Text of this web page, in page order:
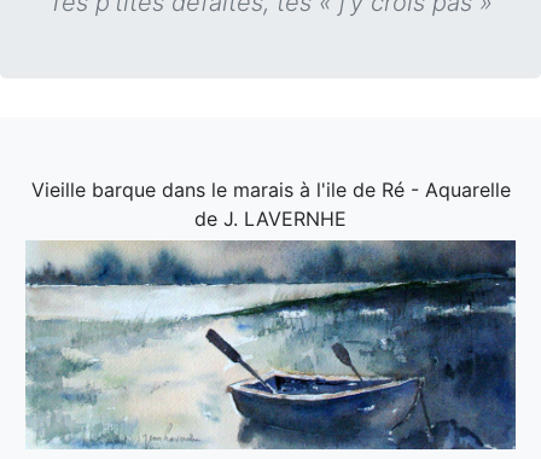
Vieille barque dans le marais à l'ile de Ré - Aquarelle
de J. LAVERNHE